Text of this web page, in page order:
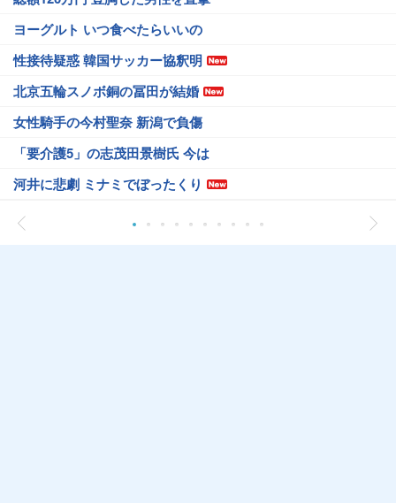
ヨーグルト いつ食べたらいいの
性接待疑惑 韓国サッカー協釈明
北京五輪スノボ銅の冨田が結婚
女性騎手の今村聖奈 新潟で負傷
「要介護5」の志茂田景樹氏 今は
河井に悲劇 ミナミでぼったくり